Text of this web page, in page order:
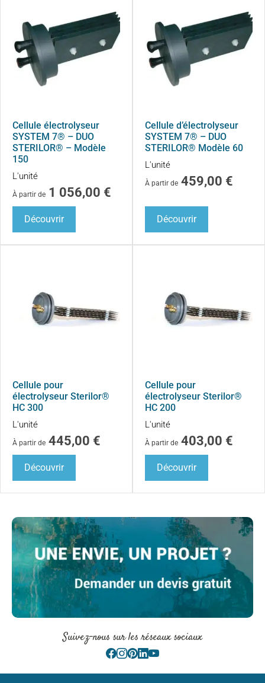
Cellule électrolyseur
SYSTEM 7® – DUO
STERILOR® – Modèle
150
L'unité
À partir de 1 056,00 €
Découvrir
Cellule d’électrolyseur
SYSTEM 7® – DUO
STERILOR® Modèle 60
L'unité
À partir de 459,00 €
Découvrir
Cellule pour
électrolyseur Sterilor®
HC 300
L'unité
À partir de 445,00 €
Découvrir
Cellule pour
électrolyseur Sterilor®
HC 200
L'unité
À partir de 403,00 €
Découvrir
Suivez-nous sur les réseaux sociaux